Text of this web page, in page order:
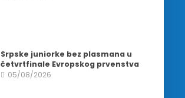
Srpske juniorke bez plasmana u
četvrtfinale Evropskog prvenstva
05/08/2026